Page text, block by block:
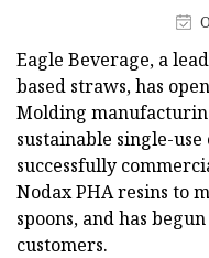
Eagle Beverage, a
based straws, has
Molding
sustainable single-
successfully
Nodax PHA resins to
spoons, and has
customers.